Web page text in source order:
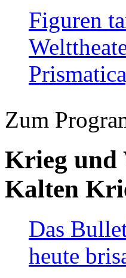
Figuren
Zum
Krieg und
Kalten
Das
heute